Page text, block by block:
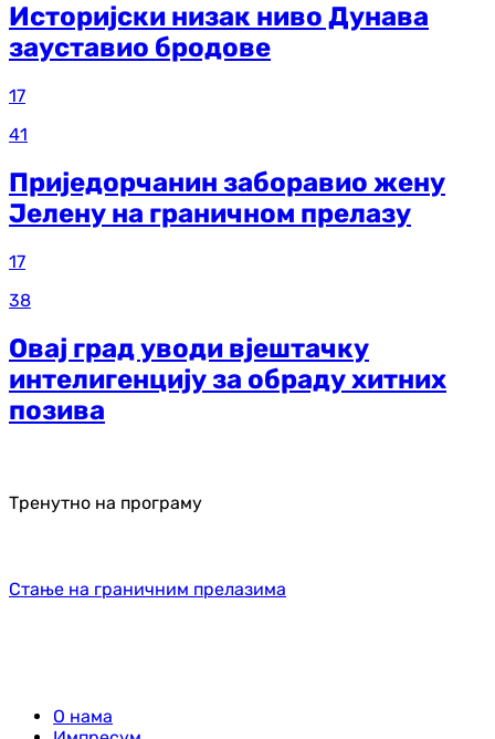
Историјски низак ниво Дунава
зауставио бродове
17
41
Приједорчанин заборавио жену
Јелену на граничном прелазу
17
38
Овај град уводи вјештачку
интелигенцију за обраду хитних
позива
Тренутно на програму
Стање на граничним прелазима
О нама